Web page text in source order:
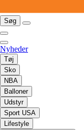
Søg
Nyheder
Tøj
Sko
NBA
Balloner
Udstyr
Sport USA
Lifestyle